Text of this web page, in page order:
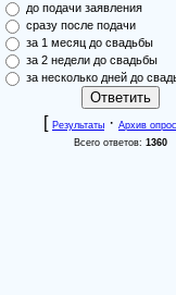
до подачи заявления
сразу после подачи
за 1 месяц до свадьбы
за 2 недели до свадьбы
за несколько дней до
[ Результаты · Архив
Всего ответов: 1360